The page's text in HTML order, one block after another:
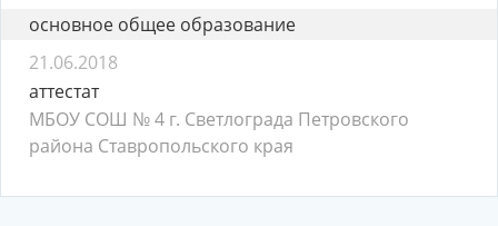
основное общее образование
21.06.2018
аттестат
МБОУ СОШ № 4 г. Светлограда Петровского
района Ставропольского края